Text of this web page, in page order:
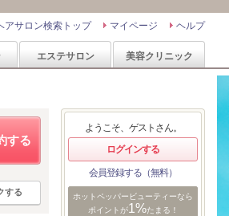
ヘルプ
マイページ
アサロン検索トップ
エステサロン 美容クリニック
する
する
ようこそ、ゲストさん。
ログインする
会員登録する（無料）
ホットペッパービューティーなら
ポイントが1%たまる！